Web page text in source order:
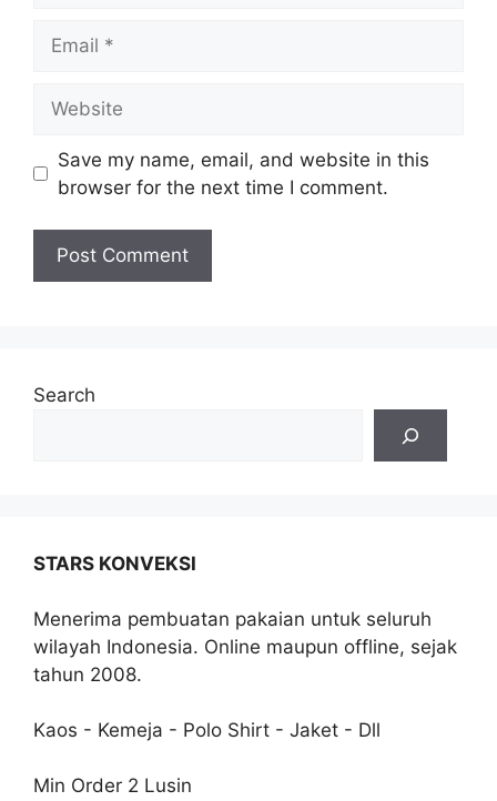
Save my name, email, and website in this
browser for the next time I comment.
Search
STARS KONVEKSI
Menerima pembuatan pakaian untuk seluruh
wilayah Indonesia. Online maupun offline, sejak
tahun 2008.
Kaos - Kemeja - Polo Shirt - Jaket - Dll
Min Order 2 Lusin